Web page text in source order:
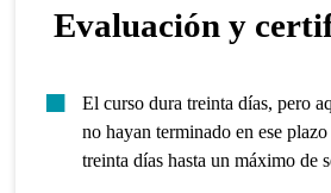
Evaluación y
El curso dura treinta días, pero
no hayan terminado en ese
treinta días hasta un máximo de